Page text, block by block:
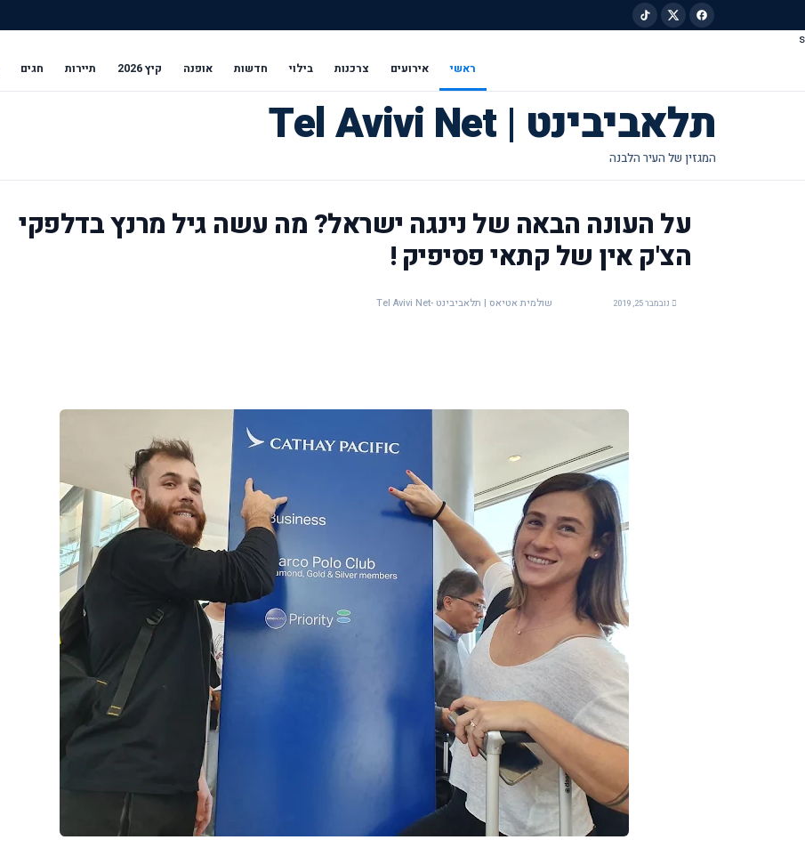
s
ראשי אירועים צרכנות בילוי חדשות אופנה קיץ 2026 תיירות חגים
תלאביבינט | Tel Avivi Net
על העונה הבאה של נינגה ישראל? מה עשה גיל מרנץ בדלפקי
הצ'ק אין של קתאי פסיפיק !
נובמבר 25, 2019 שולמית אטיאס | תלאביבינט -Tel Avivi Net